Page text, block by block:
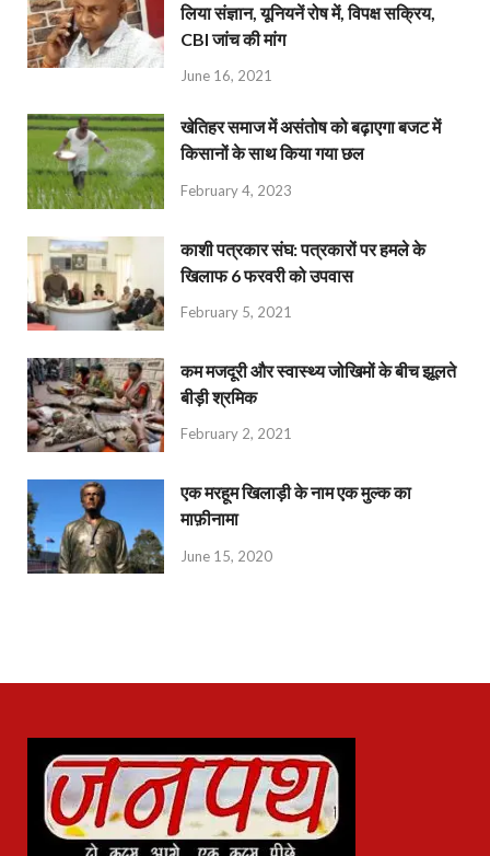
लिया संज्ञान, यूनियनें रोष में, विपक्ष सक्रिय,
CBI जांच की मांग
June 16, 2021
खेतिहर समाज में असंतोष को बढ़ाएगा बजट में
किसानों के साथ किया गया छल
February 4, 2023
काशी पत्रकार संघ: पत्रकारों पर हमले के
खिलाफ 6 फरवरी को उपवास
February 5, 2021
कम मजदूरी और स्वास्थ्य जोखिमों के बीच झूलते
बीड़ी श्रमिक
February 2, 2021
एक मरहूम खिलाड़ी के नाम एक मुल्क का
माफ़ीनामा
June 15, 2020